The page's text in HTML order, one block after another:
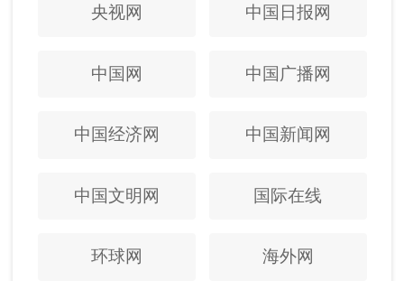
央视网 中国日报网
中国网 中国广播网
中国经济网 中国新闻网
中国文明网 国际在线
环球网 海外网